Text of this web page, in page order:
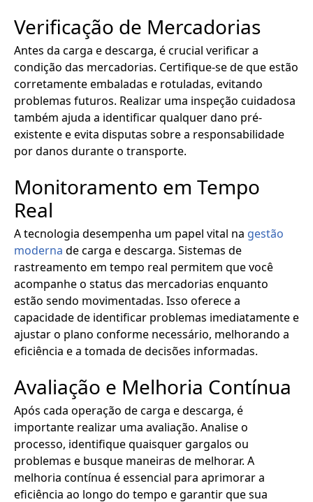
Verificação de Mercadorias
Antes da carga e descarga, é crucial verificar a
condição das mercadorias. Certifique-se de que estão
corretamente embaladas e rotuladas, evitando
problemas futuros. Realizar uma inspeção cuidadosa
também ajuda a identificar qualquer dano pré-
existente e evita disputas sobre a responsabilidade
por danos durante o transporte.
Monitoramento em Tempo
Real
A tecnologia desempenha um papel vital na gestão
moderna de carga e descarga. Sistemas de
rastreamento em tempo real permitem que você
acompanhe o status das mercadorias enquanto
estão sendo movimentadas. Isso oferece a
capacidade de identificar problemas imediatamente e
ajustar o plano conforme necessário, melhorando a
eficiência e a tomada de decisões informadas.
Avaliação e Melhoria Contínua
Após cada operação de carga e descarga, é
importante realizar uma avaliação. Analise o
processo, identifique quaisquer gargalos ou
problemas e busque maneiras de melhorar. A
melhoria contínua é essencial para aprimorar a
eficiência ao longo do tempo e garantir que sua